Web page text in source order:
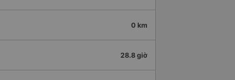
0 km
28.8 giờ